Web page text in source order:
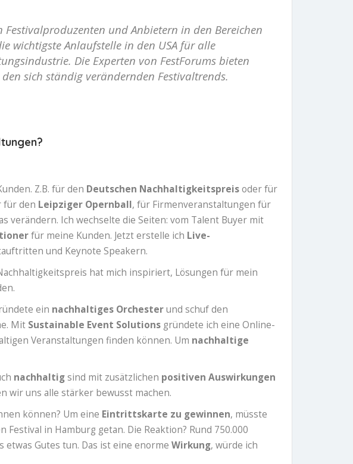
und Anbietern in den Bereichen
wichtigste Anlaufstelle in den USA für alle
Die Experten von FestForums bieten
sich ständig verändernden Festivaltrends.
Z.B. für den Deutschen Nachhaltigkeitspreisoder für
für den Leipziger Opernball, für Firmenveranstaltungen für
verändern. Ich wechselte die Seiten: vom Talent Buyer mit
für meine Kunden. Jetzt erstelle ich Live-
und Keynote Speakern.
hat mich inspiriert, Lösungen für mein
ein nachhaltiges Orchesterund schuf den
Mit Sustainable Event Solutions gründete ich eine Online-
Veranstaltungen finden können. Um nachhaltige
nachhaltigsind mit zusätzlichen positiven Auswirkungen
wir uns alle stärker bewusst machen.
können? Um eine Eintrittskarte zu gewinnen, müsste
Festival in Hamburg getan. Die Reaktion? Rund 750.000
Gutes tun. Das ist eine enorme Wirkung, würde ich